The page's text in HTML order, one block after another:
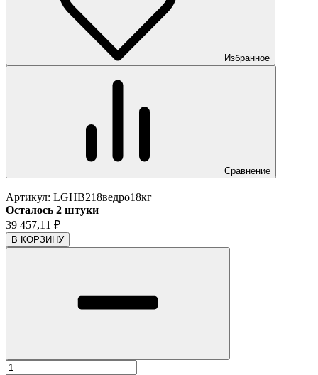
Избранное
Сравнение
Артикул: LGHB218ведро18кг
Осталось 2 штуки
39 457,11 ₽
В КОРЗИНУ